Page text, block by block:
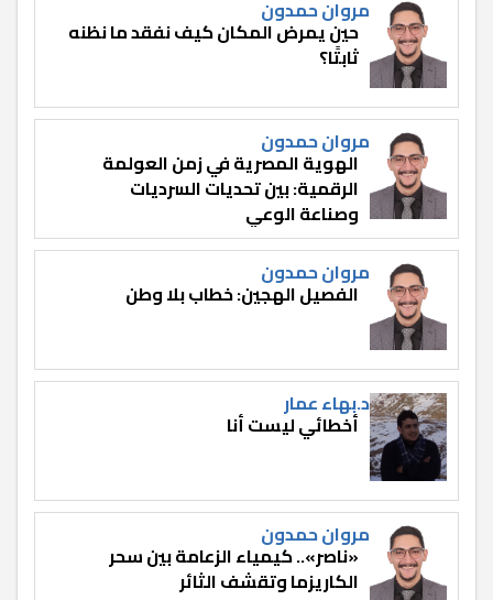
مروان حمدون
حين يمرض المكان كيف نفقد ما نظنه
ثابتًا؟
مروان حمدون
الهوية المصرية في زمن العولمة
الرقمية: بين تحديات السرديات
وصناعة الوعي
مروان حمدون
الفصيل الهجين: خطاب بلا وطن
د.بهاء عمار
أخطائي ليست أنا
مروان حمدون
«ناصر».. كيمياء الزعامة بين سحر
الكاريزما وتقشف الثائر